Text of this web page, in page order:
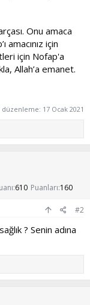
Onu amaca
amacınız için
için Nofap'a
Allah’a emanet.
düzenleme: 17 Ocak 2021
610 Puanları 160
#2
? Senin adına